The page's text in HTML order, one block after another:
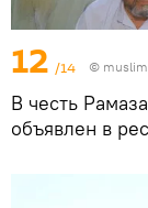
12 /14 ©
В честь
объявлен в